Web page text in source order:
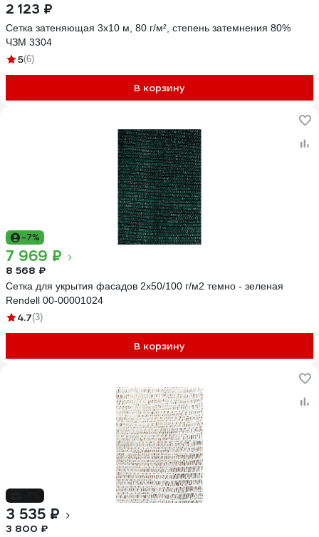
2 123 ₽
Сетка затеняющая 3x10 м, 80 г/м², степень затемнения 80%
ЧЗМ 3304
5(6)
В корзину
-7%
7 969 ₽
8 568 ₽
Сетка для укрытия фасадов 2х50/100 г/м2 темно - зеленая
Rendell 00-00001024
4.7(3)
В корзину
3 535 ₽
3 800 ₽